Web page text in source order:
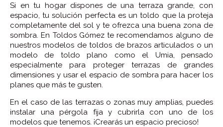
Si en tu hogar dispones de una terraza grande, con
espacio, tu solución perfecta es un toldo que la proteja
completamente del sol y te ofrezca una buena zona de
sombra. En Toldos Gómez te recomendamos alguno de
nuestros modelos de toldos de brazos articulados o un
modelo de toldo plano como el Umia, pensado
especialmente para proteger terrazas de grandes
dimensiones y usar el espacio de sombra para hacer los
planes que más te gusten.
En el caso de las terrazas o zonas muy amplias, puedes
instalar una pérgola fija y cubrirla con uno de los
modelos que tenemos. ¡Crearás un espacio precioso!